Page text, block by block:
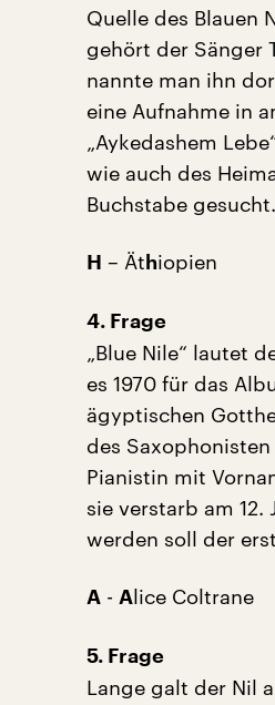
Quelle des Blauen
gehört der Sänger
nannte man ihn
eine Aufnahme in
„Aykedashem
wie auch des
Buchstabe gesucht.
H – Ät hiopien
4. Frage
„Blue Nile“ lautet
es 1970 für das
ägyptischen
des
Pianistin mit
sie verstarb am
werden soll der
A - Alice Coltrane
5. Frage
Lange galt der Nil